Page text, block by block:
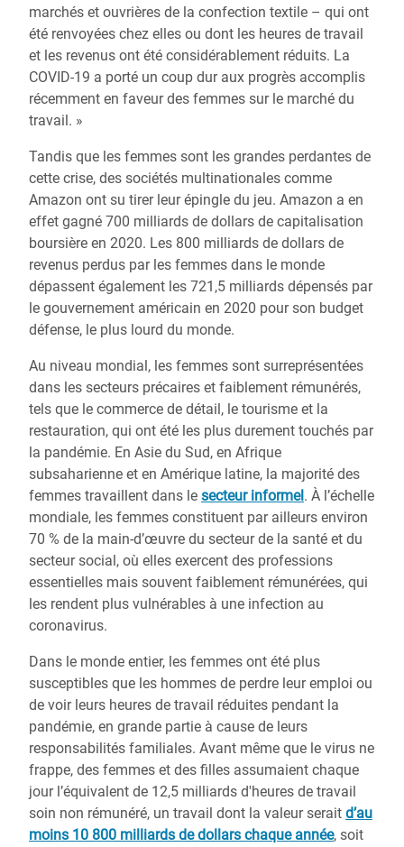
marchés et ouvrières de la confection textile – qui ont
été renvoyées chez elles ou dont les heures de travail
et les revenus ont été considérablement réduits. La
COVID-19 a porté un coup dur aux progrès accomplis
récemment en faveur des femmes sur le marché du
travail. »
Tandis que les femmes sont les grandes perdantes de
cette crise, des sociétés multinationales comme
Amazon ont su tirer leur épingle du jeu. Amazon a en
effet gagné 700 milliards de dollars de capitalisation
boursière en 2020. Les 800 milliards de dollars de
revenus perdus par les femmes dans le monde
dépassent également les 721,5 milliards dépensés par
le gouvernement américain en 2020 pour son budget
défense, le plus lourd du monde.
Au niveau mondial, les femmes sont surreprésentées
dans les secteurs précaires et faiblement rémunérés,
tels que le commerce de détail, le tourisme et la
restauration, qui ont été les plus durement touchés par
la pandémie. En Asie du Sud, en Afrique
subsaharienne et en Amérique latine, la majorité des
femmes travaillent dans le secteur informel. À l’échelle
mondiale, les femmes constituent par ailleurs environ
70 % de la main-d’œuvre du secteur de la santé et du
secteur social, où elles exercent des professions
essentielles mais souvent faiblement rémunérées, qui
les rendent plus vulnérables à une infection au
coronavirus.
Dans le monde entier, les femmes ont été plus
susceptibles que les hommes de perdre leur emploi ou
de voir leurs heures de travail réduites pendant la
pandémie, en grande partie à cause de leurs
responsabilités familiales. Avant même que le virus ne
frappe, des femmes et des filles assumaient chaque
jour l’équivalent de 12,5 milliards d'heures de travail
soin non rémunéré, un travail dont la valeur serait d’au
moins 10 800 milliards de dollars chaque année, soit